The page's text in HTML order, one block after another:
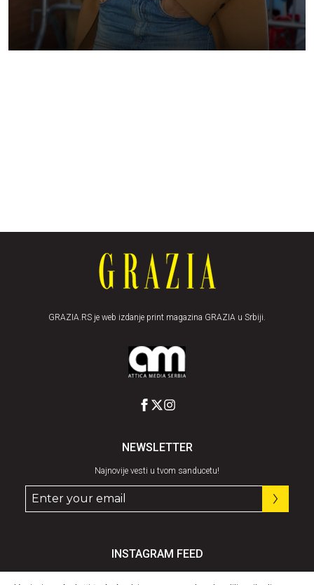
GRAZIA.RS je web izdanje print magazina GRAZIA u Srbiji.
NEWSLETTER
Najnovije vesti u tvom sanducetu!
INSTAGRAM FEED